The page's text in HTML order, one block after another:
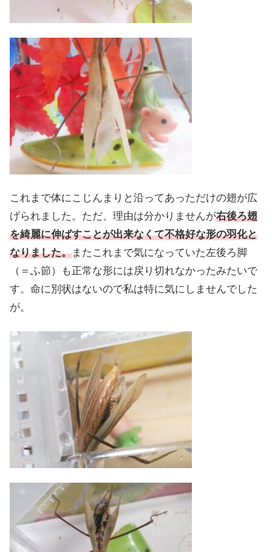
これまで体にこじんまりと沿ってあっただけの翅が広
げられました。ただ、理由は分かりませんが右後ろ翅
を綺麗に伸ばすことが出来なくて不格好な形の羽化と
なりました。またこれまで気になっていた左後ろ脚
（＝ふ節）も正常な形には戻り切れなかったみたいで
す。命に別状はないので私は特に気にしませんでした
が。